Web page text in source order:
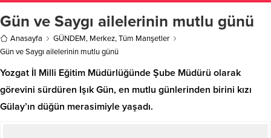
Gün ve Saygı ailelerinin mutlu günü
Anasayfa GÜNDEM, Merkez,Tüm Manşetler
Gün ve Saygı ailelerinin mutlu günü
Yozgat İl Milli Eğitim Müdürlüğünde Şube Müdürü olarak
görevini sürdüren Işık Gün, en mutlu günlerinden birini kızı
Gülay’ın düğün merasimiyle yaşadı.